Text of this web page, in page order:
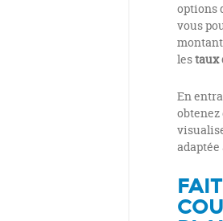
options
vous
lestaux
En
obtenez
adaptée